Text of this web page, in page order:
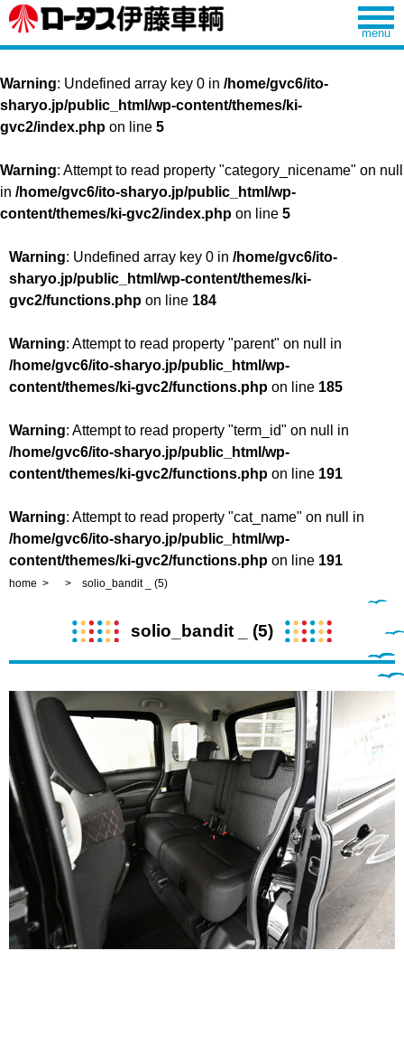
Warning: Undefined array key 0 in /home/gvc6/ito-
sharyo.jp/public_html/wp-content/themes/ki-
gvc2/index.php on line 5
Warning: Attempt to read property "category_nicename" on null
in /home/gvc6/ito-sharyo.jp/public_html/wp-
content/themes/ki-gvc2/index.php on line 5
Warning: Undefined array key 0 in /home/gvc6/ito-
sharyo.jp/public_html/wp-content/themes/ki-
gvc2/functions.php on line 184
Warning: Attempt to read property "parent" on null in
/home/gvc6/ito-sharyo.jp/public_html/wp-
content/themes/ki-gvc2/functions.php on line 185
Warning: Attempt to read property "term_id" on null in
/home/gvc6/ito-sharyo.jp/public_html/wp-
content/themes/ki-gvc2/functions.php on line 191
Warning: Attempt to read property "cat_name" on null in
/home/gvc6/ito-sharyo.jp/public_html/wp-
content/themes/ki-gvc2/functions.php on line 191
home solio_bandit _ (5)
solio_bandit _ (5)